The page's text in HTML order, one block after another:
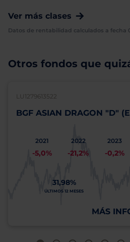
Ver más clases
Datos de rentabilidad calculados a fecha
Otros fondos que
LU1279613522
BGF ASIAN DRAGON "D"
2021
-5,0%
2022
-21,2%
2023
-0,2%
31,98%
ÚLTIMOS 12 MESES
MÁS